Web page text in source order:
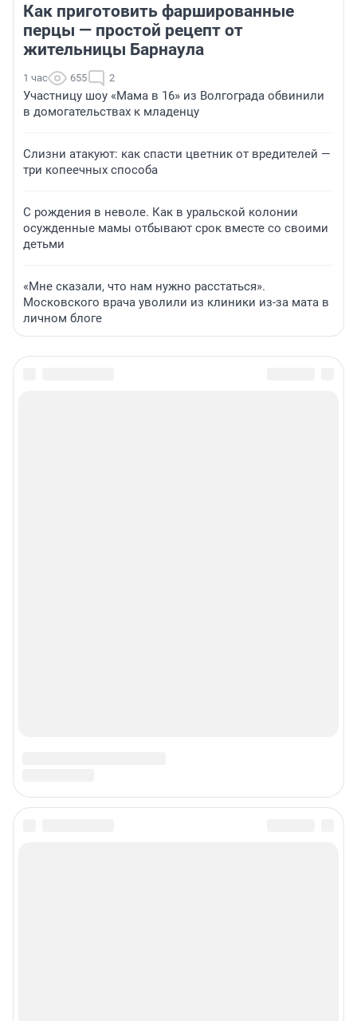
Как приготовить фаршированные
перцы — простой рецепт от
жительницы Барнаула
1 час 655 2
Участницу шоу «Мама в 16» из Волгограда обвинили
в домогательствах к младенцу
Слизни атакуют: как спасти цветник от вредителей —
три копеечных способа
С рождения в неволе. Как в уральской колонии
осужденные мамы отбывают срок вместе со своими
детьми
«Мне сказали, что нам нужно расстаться».
Московского врача уволили из клиники из-за мата в
личном блоге